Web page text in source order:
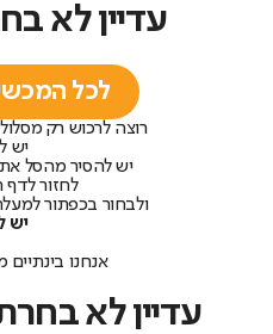
עדיין לא
לכל
רוצה לרכוש רק
יש
יש להסיר מהסל
לחזור לדף
ולבחור בכפתור
יש
אנחנו
עדיין לא